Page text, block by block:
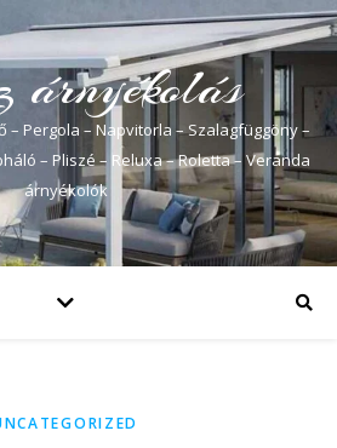
árnyékolás
Pergola – Napvitorla – Szalagfüggöny –
– Pliszé – Reluxa – Roletta – Veranda
árnyékolók